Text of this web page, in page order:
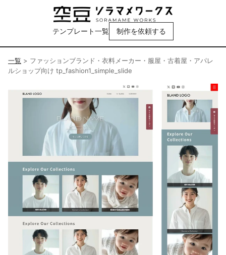
テンプレート一覧 制作を依頼する
一覧 > ファッションブランド・衣料メーカー・服屋・古着屋・アパレ
ルショップ向け tp_fashion1_simple_slide